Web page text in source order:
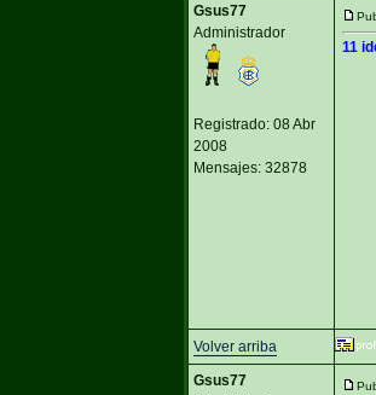
Gsus77
Administrador
Registrado: 08 Abr
2008
Mensajes: 32878
11
Volver arriba
Gsus77